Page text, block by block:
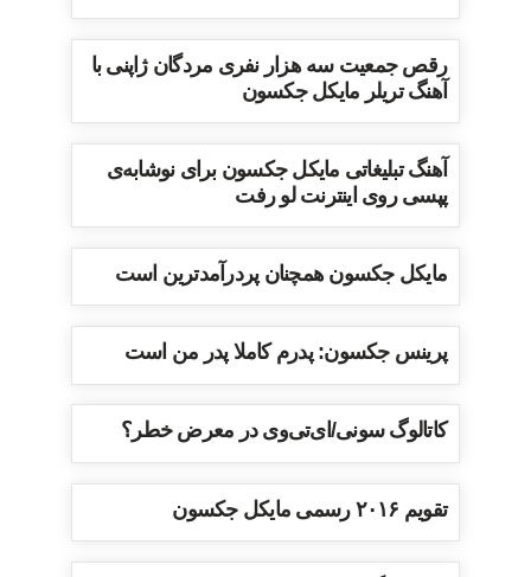
رقص جمعیت سه هزار نفری مردگان ژاپنی با
آهنگ تریلر مایکل جکسون
آهنگ تبلیغاتی مایکل جکسون برای نوشابه‌ی
پپسی روی اینترنت لو رفت
مایکل جکسون همچنان پردرآمدترین است
پرینس جکسون: پدرم کاملا پدر من است
کاتالوگ سونی/ای‌تی‌وی در معرض خطر؟
تقویم ۲۰۱۶ رسمی مایکل جکسون